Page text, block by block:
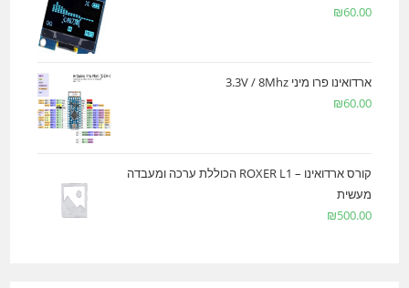
₪60.00
ארדואינו פרו מיני 3.3V / 8Mhz
₪60.00
קורס ארדואינו – ROXER L1 הכוללת ערכה ומעבדה
מעשית
₪500.00